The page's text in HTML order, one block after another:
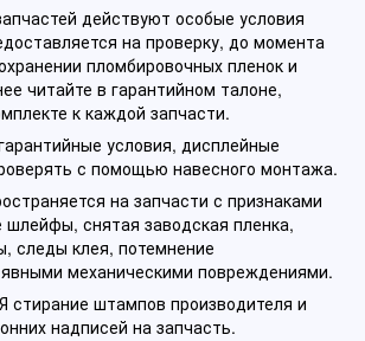
действуют особые условия
на проверку, до момента
пломбировочных пленок и
читайте в гарантийном талоне,
к каждой запчасти.
условия, дисплейные
с помощью навесного монтажа.
на запчасти с признаками
шлейфы, снятая заводская пленка,
следы клея, потемнение
механическими повреждениями.
штампов производителя и
надписей на запчасть.